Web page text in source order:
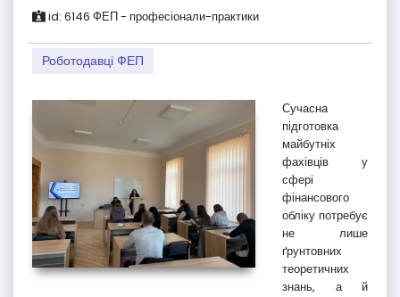
id: 6146 ФЕП - професіонали-практики
Роботодавці ФЕП
Сучасна
підготовка
майбутніх
фахівців у
сфері
фінансового
обліку потребує
не лише
ґрунтовних
теоретичних
знань, а й